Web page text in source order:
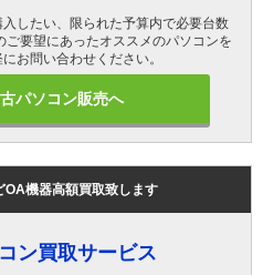
したい、限られた予算内で必要台数
要望にあったオススメのパソコンを
お問い合わせください。
パソコン販売へ
OA機器高額買取致します
ン買取サービス